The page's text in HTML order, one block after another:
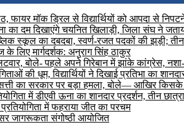
मॉक ड्रिल से विद्यार्थियों को आपदा से निपटने
का दम दिखाएंगे चयनित खिलाड़ी, जिला संघ ने
स्कूल का दबदबा, स्वर्ण-रजत पदकों की झड़ी;
के लिए मार्गदर्शक: अनुराग सिंह ठाकुर
बोले- पहले अपने गिरेबान में झांके कांग्रेस,
की धूम, विद्यार्थियों ने दिखाई प्रतिभा का
का सरकार पर बड़ा हमला, बोले— आखिर किसके
में डीएवी ऊना का शानदार प्रदर्शन, तीन
में फहराया जीत का परचम
जागरूकता संगोष्ठी आयोजित